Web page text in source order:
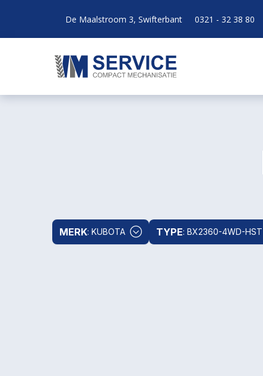
De Maalstroom 3, Swifterbant 0321 - 32 38 80
MERK: KUBOTA TYPE: BX2360-4WD-HST